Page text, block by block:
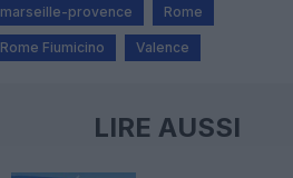
marseille-provence Rome
Rome Fiumicino Valence
LIRE AUSSI